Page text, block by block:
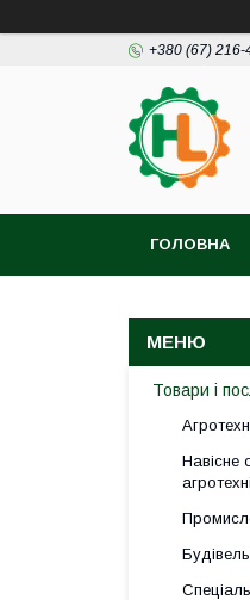
+380 (67) 216-
ГОЛОВНА
Товари і
Навісне